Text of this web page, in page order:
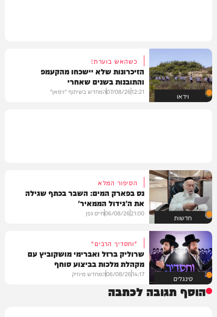
וידאו
כשהאש בוערת!
הזיכרונות שלא יישכחו מהקעמפ
והתובנות בשנים שאחרי
12:21
07/08/26המחדש בשיתוף "וימאן"
חדשות
הסיפור המלא
נס בפארק המים: השבר בכתף שגילה
את ה'גידול הממאיר'
21:00
06/08/26חיים גפן
סינגלים
"וחסדיך הרבים"
שרוליק ברזל ואברימי מושקוביץ עם
מקהלת מלכות בביצוע סוחף
14:17
06/08/26המחדש מיוזיק
הוסף תגובה לכתבה